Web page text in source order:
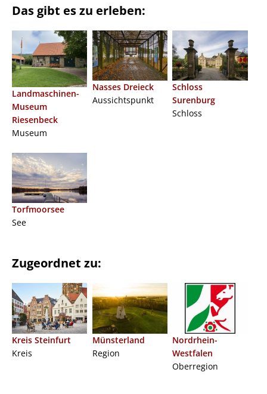
Das gibt es zu erleben:
Landmaschinen-
Museum
Riesenbeck
Museum
Torfmoorsee
See
Nasses Dreieck
Aussichtspunkt
Schloss
Surenburg
Schloss
Zugeordnet zu:
Kreis Steinfurt
Kreis
Münsterland
Region
Nordrhein-
Westfalen
Oberregion